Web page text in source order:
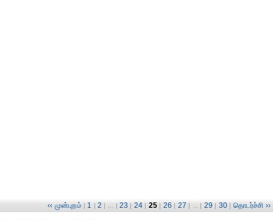
‹‹ முன்புறம் | 1 | 2 | ... | 23 | 24 | 25 | 26 | 27 | ... | 29 | 30 | தொடர்ச்சி ››